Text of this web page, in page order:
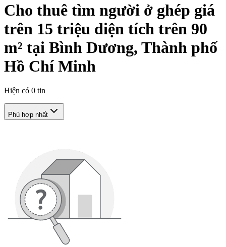
Cho thuê tìm người ở ghép giá
trên 15 triệu diện tích trên 90
m² tại Bình Dương, Thành phố
Hồ Chí Minh
Hiện có 0 tin
Phù hợp nhất